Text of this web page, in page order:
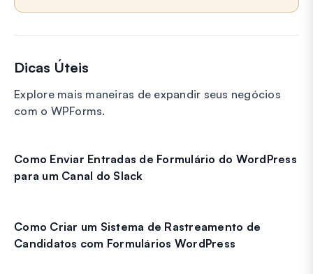
Dicas Úteis
Explore mais maneiras de expandir seus negócios
com o WPForms.
Como Enviar Entradas de Formulário do WordPress
para um Canal do Slack
Como Criar um Sistema de Rastreamento de
Candidatos com Formulários WordPress